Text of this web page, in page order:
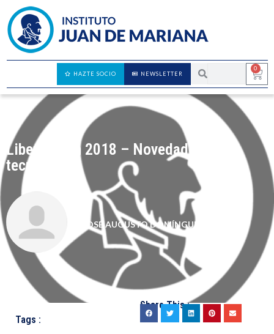
0
NEWSLETTER
HAZTE SOCIO
LiberAcción 2018 – Novedades de
tecnología
JOSÉ AUGUSTO DOMÍNGUEZ
Tags :
Share This :